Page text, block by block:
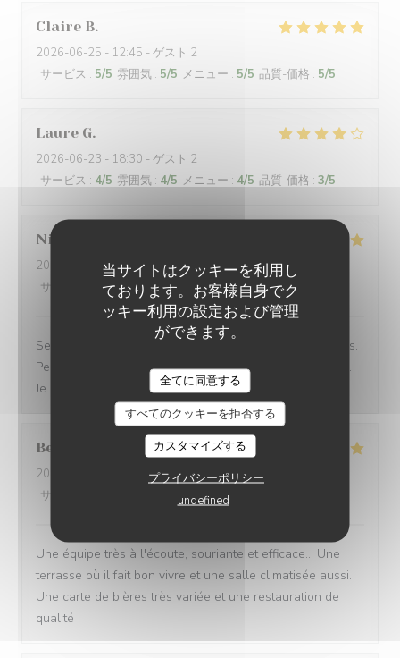
当サイトはクッキーを利用し
ております。お客様自身でク
ッキー利用の設定および管理
ができます。
全てに同意する
すべてのクッキーを拒否する
カスタマイズする
プライバシーポリシー
undefined
Claire B
2026-06-25 - 12:45 - ゲスト 2
サービス : 5/5 雰囲気 : 5/5 メニュー : 5/5 品質-価格 : 5/5
Laure G
2026-06-23 - 18:30 - ゲスト 2
サービス : 4/5 雰囲気 : 4/5 メニュー : 4/5 品質-価格 : 3/5
Nicolas
2026-06-23 - 12:45 - ゲスト 2
サービス
/5 雰囲気: 5/5 メニュー:5/5 品質-価格
Service rapide pour une pause déjeuner entre collègues.
Personnel agréable et efficace. Le plat du jour était bon.
Je recommande cet établissement
Bernard
2026-06-17
- 18:30 - ゲスト 5
サービス
メニュー
Une équipe très à l'écoute, souriante et efficace... Une
terrasse où il fait bon vivre et une salle climatisée aussi.
Une carte de bières très variée et une restauration de
qualité !